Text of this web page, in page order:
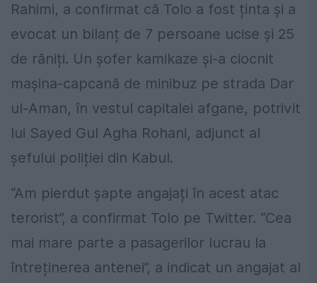
Rahimi, a confirmat că Tolo a fost ținta și a
evocat un bilanț de 7 persoane ucise și 25
de răniți. Un șofer kamikaze și-a ciocnit
mașina-capcană de minibuz pe strada Dar
ul-Aman, în vestul capitalei afgane, potrivit
lui Sayed Gul Agha Rohani, adjunct al
șefului poliției din Kabul.
“Am pierdut șapte angajați în acest atac
terorist”, a confirmat Tolo pe Twitter. “Cea
mai mare parte a pasagerilor lucrau la
întreținerea antenei”, a indicat un angajat al